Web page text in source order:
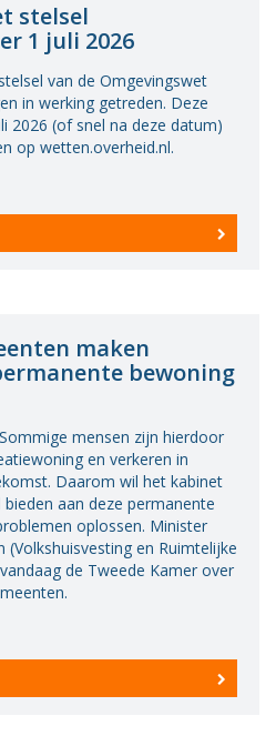
stelsel
1 juli 2026
van de Omgevingswet
in werking getreden. Deze
2026 (of snel na deze datum)
op wetten.overheid.nl.
maken
bewoning
mensen zijn hierdoor
en verkeren in
Daarom wil het kabinet
aan deze permanente
oplossen. Minister
(Volkshuisvesting en Ruimtelijke
de Tweede Kamer over